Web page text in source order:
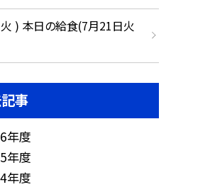
) 本日の給食(7月21日火
事
年度
年度
年度